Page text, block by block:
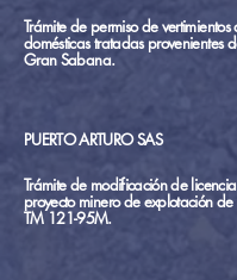
Trámite de permiso de
domésticas tratadas provenientes
Gran Sabana.
PUERTO ARTURO SAS
Trámite de modificación de
proyecto minero de explotación
TM 121-95M.